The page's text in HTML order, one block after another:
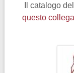
Il catalogo
questo